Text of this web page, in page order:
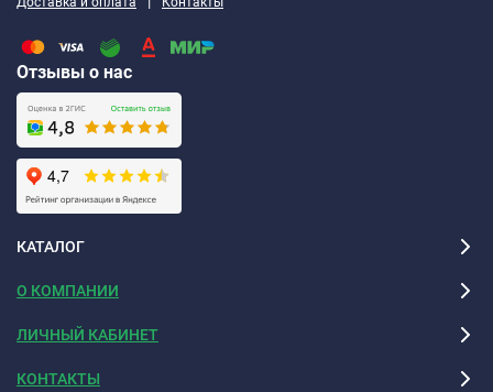
Коэффициент теплопроводности,
Вт/м*°С
Поверхостная плотность, г/м2
Отзывы о нас
КАТАЛОГ
О КОМПАНИИ
ЛИЧНЫЙ КАБИНЕТ
КОНТАКТЫ